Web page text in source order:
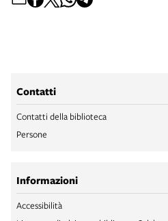
Contatti
Contatti della biblioteca
Persone
Informazioni
Accessibilità